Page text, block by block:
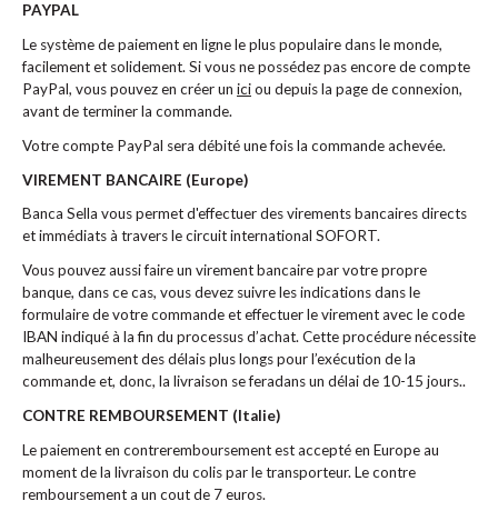
PAYPAL
Le système de paiement en ligne le plus populaire dans le monde,
facilement et solidement. Si vous ne possédez pas encore de compte
PayPal, vous pouvez en créer un iciou depuis la page de connexion,
avant de terminer la commande.
Votre compte PayPal sera débité une fois la commande achevée.
VIREMENT BANCAIRE (Europe)
Banca Sella vous permet d'effectuer des virements bancaires directs
et immédiats à travers le circuit international SOFORT.
Vous pouvez aussi faire un virement bancaire par votre propre
banque, dans ce cas, vous devez suivre les indications dans le
formulaire de votre commande et effectuer le virement avec le code
IBAN indiqué à la fin du processus d’achat. Cette procédure nécessite
malheureusement des délais plus longs pour l’exécution de la
commande et, donc, la livraison se feradans un délai de 10-15 jours..
CONTRE REMBOURSEMENT (Italie)
Le paiement en contreremboursement est accepté en Europe au
moment de la livraison du colis par le transporteur. Le contre
remboursement a un cout de 7 euros.